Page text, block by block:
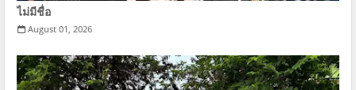
ไม่มีชื่อ
August 01, 2026